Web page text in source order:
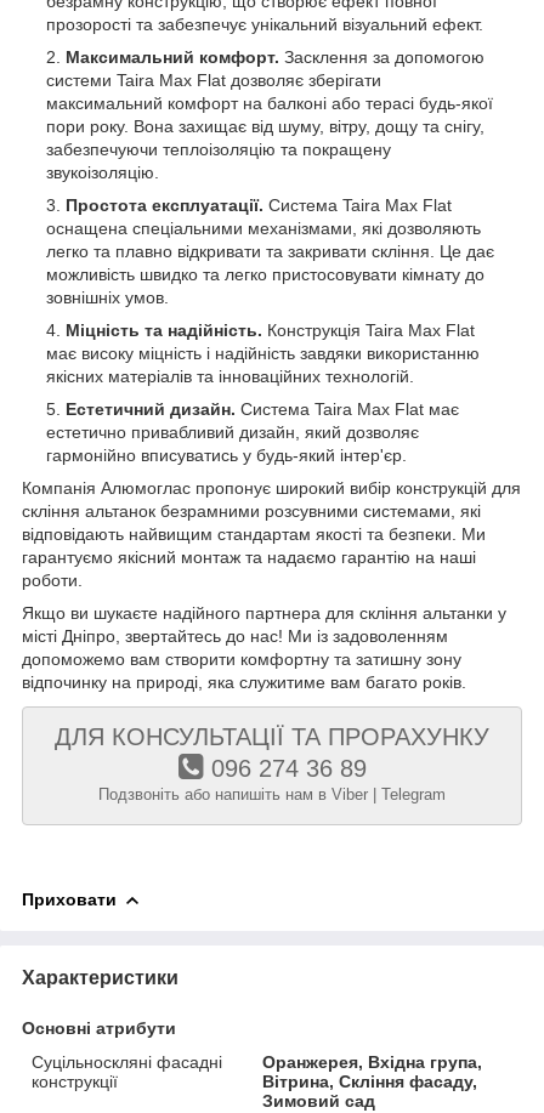
прозорості та забезпечує унікальний візуальний ефект.
Максимальний комфорт. Засклення за допомогою
системи Taira Max Flat дозволяє зберігати
максимальний комфорт на балконі або терасі будь-якої
пори року. Вона захищає від шуму, вітру, дощу та снігу,
забезпечуючи теплоізоляцію та покращену
звукоізоляцію.
Простота експлуатації. Система Taira Max Flat
оснащена спеціальними механізмами, які дозволяють
легко та плавно відкривати та закривати скління. Це дає
можливість швидко та легко пристосовувати кімнату до
зовнішніх умов.
Міцність та надійність. Конструкція Taira Max Flat
має високу міцність і надійність завдяки використанню
якісних матеріалів та інноваційних технологій.
Естетичний дизайн. Система Taira Max Flat має
естетично привабливий дизайн, який дозволяє
гармонійно вписуватись у будь-який інтер'єр.
Компанія Алюмоглас пропонує широкий вибір конструкцій для
скління альтанок безрамними розсувними системами, які
відповідають найвищим стандартам якості та безпеки. Ми
гарантуємо якісний монтаж та надаємо гарантію на наші
роботи.
Якщо ви шукаєте надійного партнера для скління альтанки у
місті Дніпро, звертайтесь до нас! Ми із задоволенням
допоможемо вам створити комфортну та затишну зону
відпочинку на природі, яка служитиме вам багато років.
ДЛЯ КОНСУЛЬТАЦІЇ ТА ПРОРАХУНКУ
096 274 36 89
Подзвоніть або напишіть нам в Viber | Telegram
Приховати
Характеристики
Основні атрибути
Суцільноскляні фасадні
конструкції
Оранжерея, Вхідна група,
Вітрина, Скління фасаду,
Зимовий сад